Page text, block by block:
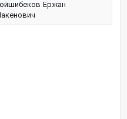
Ержан